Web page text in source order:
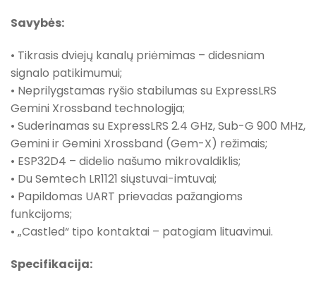
Savybės:
• Tikrasis dviejų kanalų priėmimas – didesniam
signalo patikimumui;
• Neprilygstamas ryšio stabilumas su ExpressLRS
Gemini Xrossband technologija;
• Suderinamas su ExpressLRS 2.4 GHz, Sub-G 900 MHz,
Gemini ir Gemini Xrossband (Gem-X) režimais;
• ESP32D4 – didelio našumo mikrovaldiklis;
• Du Semtech LR1121 siųstuvai-imtuvai;
• Papildomas UART prievadas pažangioms
funkcijoms;
• „Castled“ tipo kontaktai – patogiam lituavimui.
Specifikacija: